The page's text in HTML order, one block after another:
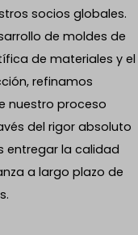
socios globales.
de moldes de
de materiales y el
refinamos
nuestro proceso
del rigor absoluto
entregar la calidad
a largo plazo de